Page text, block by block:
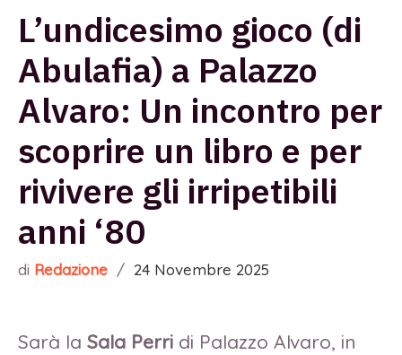
L’undicesimo gioco (di
Abulafia) a Palazzo
Alvaro: Un incontro per
scoprire un libro e per
rivivere gli irripetibili
anni ‘80
di Redazione / 24 Novembre 2025
Sarà la Sala Perri di Palazzo Alvaro, in